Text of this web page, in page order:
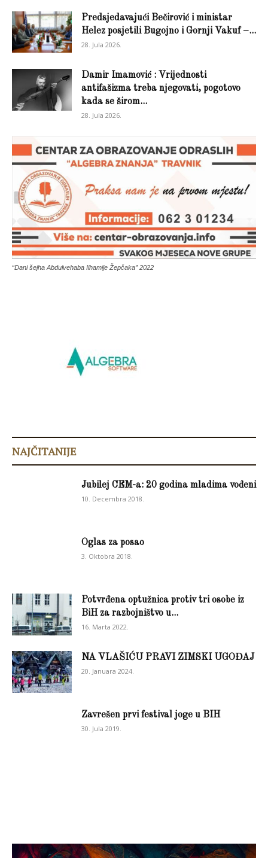
Predsjedavajući Bečirović i ministar
Helez posjetili Bugojno i Gornji Vakuf –...
28. Jula 2026.
Damir Imamović : Vrijednosti
antifašizma treba njegovati, pogotovo
kada se širom...
28. Jula 2026.
“Dani šejha Abdulvehaba Ilhamije Žepčaka” 2022
NAJČITANIJE
Jubilej CEM-a: 20 godina mladima vođeni
10. Decembra 2018.
Oglas za posao
3. Oktobra 2018.
Potvrđena optužnica protiv tri osobe iz
BiH za razbojništvo u...
16. Marta 2022.
NA VLAŠIĆU PRAVI ZIMSKI UGOĐAJ
20. Januara 2024.
Zavrešen prvi festival joge u BIH
30. Jula 2019.